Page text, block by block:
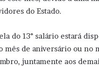
do Estado.
do 13° salário estará
de aniversário ou no
juntamente aos